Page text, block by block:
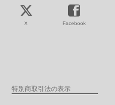
X Facebook
特別商取引法の表示